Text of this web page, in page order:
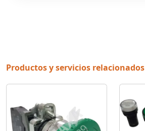
Productos y servicios relacionados